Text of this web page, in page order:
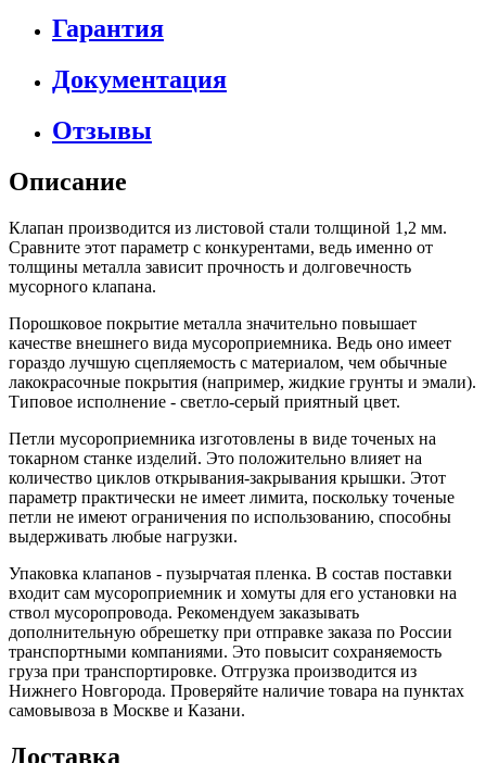
Гарантия
Документация
Отзывы
Описание
Клапан производится из листовой стали толщиной 1,2 мм.
Сравните этот параметр с конкурентами, ведь именно от
толщины металла зависит прочность и долговечность
мусорного клапана.
Порошковое покрытие металла значительно повышает
качестве внешнего вида мусороприемника. Ведь оно имеет
гораздо лучшую сцепляемость с материалом, чем обычные
лакокрасочные покрытия (например, жидкие грунты и эмали).
Типовое исполнение - светло-серый приятный цвет.
Петли мусороприемника изготовлены в виде точеных на
токарном станке изделий. Это положительно влияет на
количество циклов открывания-закрывания крышки. Этот
параметр практически не имеет лимита, поскольку точеные
петли не имеют ограничения по использованию, способны
выдерживать любые нагрузки.
Упаковка клапанов - пузырчатая пленка. В состав поставки
входит сам мусороприемник и хомуты для его установки на
ствол мусоропровода. Рекомендуем заказывать
дополнительную обрешетку при отправке заказа по России
транспортными компаниями. Это повысит сохраняемость
груза при транспортировке. Отгрузка производится из
Нижнего Новгорода. Проверяйте наличие товара на пунктах
самовывоза в Москве и Казани.
Доставка